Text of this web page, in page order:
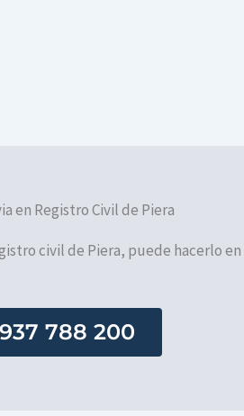
en Registro Civil de Piera
civil de Piera, puede hacerlo
788 200